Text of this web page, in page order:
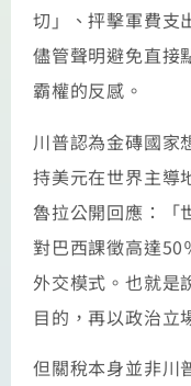
切」、抨擊軍費支
儘管聲明避免直接
霸權的反感。
川普認為金磚國家
持美元在世界主導
魯拉公開回應：「
對巴西課徵高達50
外交模式。也就是
目的，再以政治立
但關稅本身並非川